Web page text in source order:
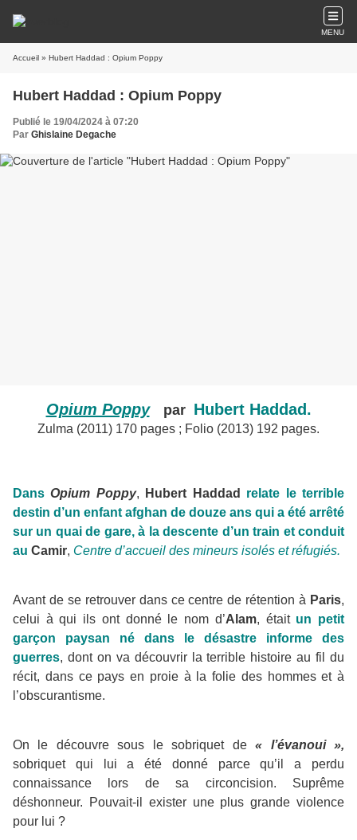
MENU
Accueil » Hubert Haddad : Opium Poppy
Hubert Haddad : Opium Poppy
Publié le 19/04/2024 à 07:20
Par Ghislaine Degache
Opium Poppy par Hubert Haddad.
Zulma (2011) 170 pages ; Folio (2013) 192 pages.
DansOpium Poppy, Hubert Haddad
relate le terrible
destin d’un enfant afghan de douze ans qui a été arrêté
sur un quai de gare, à la descente d’un train et conduit
au Camir, Centre d’accueil des mineurs isolés et réfugiés.
Avant de se retrouver dans ce centre de rétention à Paris,
celui à qui ils ont donné le nom d’Alam, était un petit
garçon paysan né dans le désastre informe des
guerres, dont on va découvrir la terrible histoire au fil du
récit, dans ce pays en proie à la folie des hommes et à
l’obscurantisme.
On le découvre sous le sobriquet de« l’évanoui »,
sobriquet qui lui a été donné parce qu’il a perdu
connaissance lors de sa circoncision. Suprême
déshonneur. Pouvait-il exister une plus grande violence
pour lui ?